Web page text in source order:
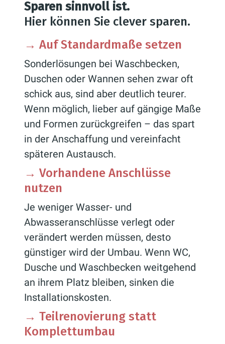
Sparen sinnvoll ist.
Hier können Sie clever sparen.
→ Auf Standardmaße setzen
Sonderlösungen bei Waschbecken,
Duschen oder Wannen sehen zwar oft
schick aus, sind aber deutlich teurer.
Wenn möglich, lieber auf gängige Maße
und Formen zurückgreifen – das spart
in der Anschaffung und vereinfacht
späteren Austausch.
→ Vorhandene Anschlüsse
nutzen
Je weniger Wasser- und
Abwasseranschlüsse verlegt oder
verändert werden müssen, desto
günstiger wird der Umbau. Wenn WC,
Dusche und Waschbecken weitgehend
an ihrem Platz bleiben, sinken die
Installationskosten.
→ Teilrenovierung statt
Komplettumbau